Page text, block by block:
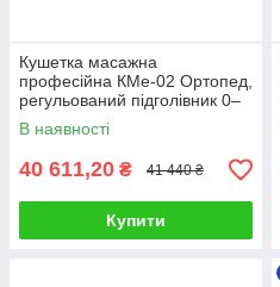
Кушетка масажна
професійна КМе-02 Ортопед,
регульований підголівник 0–
40°
В наявності
40 611,20 ₴ 41 440 ₴
Купити